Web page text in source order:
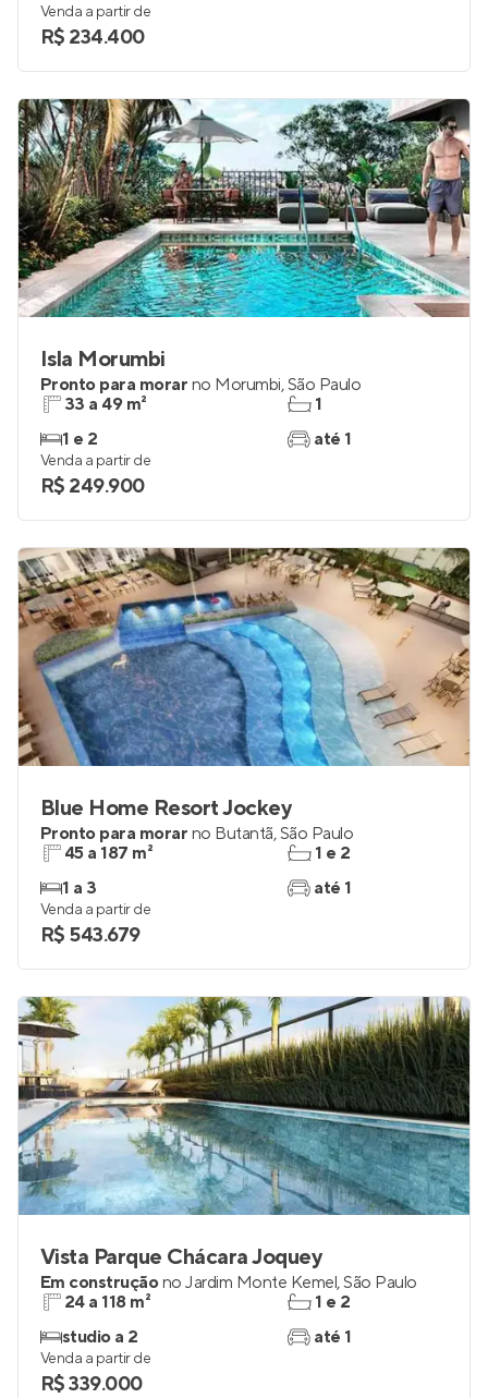
Venda a partir de
R$ 234.400
Isla Morumbi
Pronto para morar no Morumbi,São Paulo
33 a 49 m²
1 e 2
1
até 1
Venda a partir de
R$ 249.900
Blue Home Resort Jockey
Pronto para morar no Butantã,São Paulo
45 a 187 m²
1 a 3
1 e 2
até 1
Venda a partir de
R$ 543.679
Vista Parque Chácara Joquey
Em construçãono Jardim Monte Kemel,São Paulo
24 a 118 m²
studio a 2
1 e 2
até 1
Venda a partir de
R$ 339.000